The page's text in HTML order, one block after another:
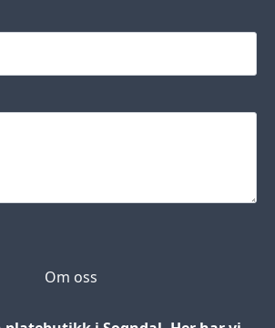
Om oss